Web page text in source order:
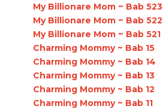
My Billionare Mom ~ Bab 523
My Billionare Mom ~ Bab 522
My Billionare Mom ~ Bab 521
Charming Mommy ~ Bab 15
Charming Mommy ~ Bab 14
Charming Mommy ~ Bab 13
Charming Mommy ~ Bab 12
Charming Mommy ~ Bab 11